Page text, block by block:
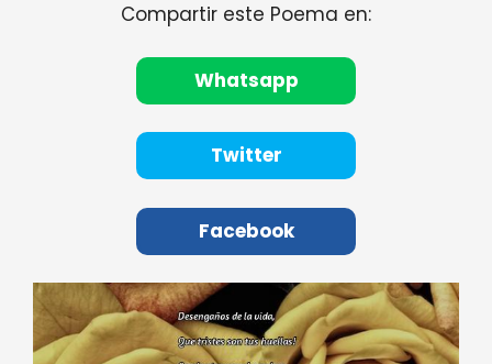
Compartir este Poema en:
Whatsapp
Twitter
Facebook